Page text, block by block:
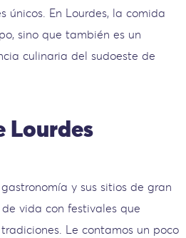
únicos. En Lourdes, la comida
sino que también es un
culinaria del sudoeste de
Lourdes
y sus sitios de gran
vida con festivales que
Le contamos un poco